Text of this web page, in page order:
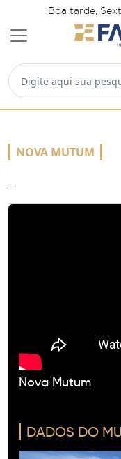
Boa tarde,
NOVA MUTUM
...
Nova Mutum
DADOS DO